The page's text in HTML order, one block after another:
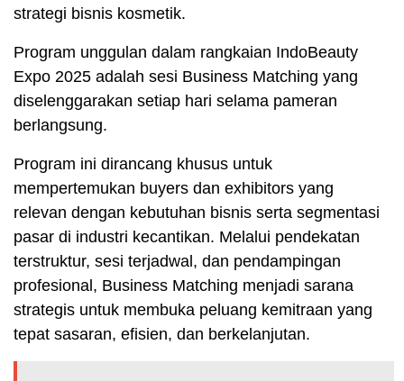
strategi bisnis kosmetik.
Program unggulan dalam rangkaian IndoBeauty
Expo 2025 adalah sesi Business Matching yang
diselenggarakan setiap hari selama pameran
berlangsung.
Program ini dirancang khusus untuk
mempertemukan buyers dan exhibitors yang
relevan dengan kebutuhan bisnis serta segmentasi
pasar di industri kecantikan. Melalui pendekatan
terstruktur, sesi terjadwal, dan pendampingan
profesional, Business Matching menjadi sarana
strategis untuk membuka peluang kemitraan yang
tepat sasaran, efisien, dan berkelanjutan.